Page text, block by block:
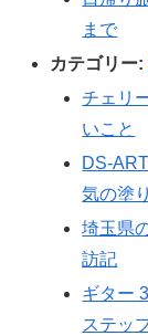
まで
カテゴリー:
チェリ
いこと
DS-
気の塗
埼玉県
訪記
ギター
ステッ